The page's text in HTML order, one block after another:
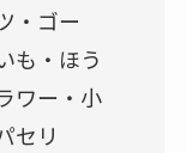
・ゴー
も・ほう
ワー・小
セリ